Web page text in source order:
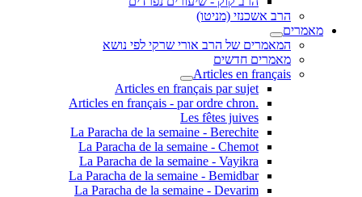
הרב אשכנזי (מניטו)
מאמרים
המאמרים של הרב אורי שרקי לפי נושא
מאמרים חדשים
Articles en français
Articles en français par sujet
.Articles en français - par ordre chron
Les fêtes juives
La Paracha de la semaine - Berechite
La Paracha de la semaine - Chemot
La Paracha de la semaine - Vayikra
La Paracha de la semaine - Bemidbar
La Paracha de la semaine - Devarim